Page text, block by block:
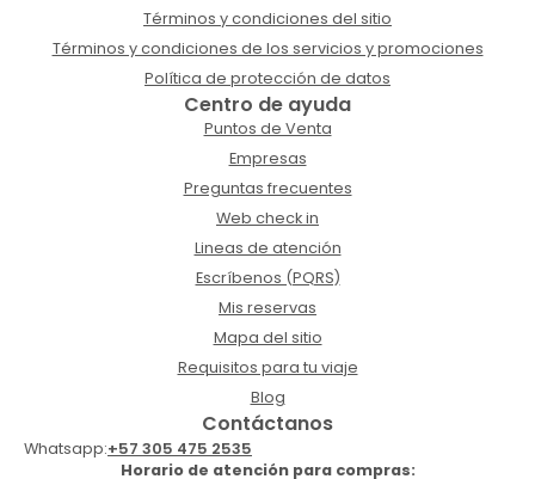
Términos y condiciones del sitio
Términos y condiciones de los servicios y promociones
Política de protección de datos
Centro de ayuda
Puntos de Venta
Empresas
Preguntas frecuentes
Web check in
Lineas de atención
Escríbenos (PQRS)
Mis reservas
Mapa del sitio
Requisitos para tu viaje
Blog
Contáctanos
Whatsapp:+57 305 475 2535
Horario de atención para compras: